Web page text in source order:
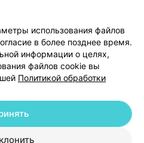
настройки cookie
данных
| 220012, Республика Беларусь,
2, пом. 16 | help@103.by
использования файлов
в более позднее время.
информации о целях,
файлов cookie вы
Политикой обработки